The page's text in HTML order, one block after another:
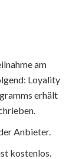
am
Loyality
erhält
Anbieter.
kostenlos.